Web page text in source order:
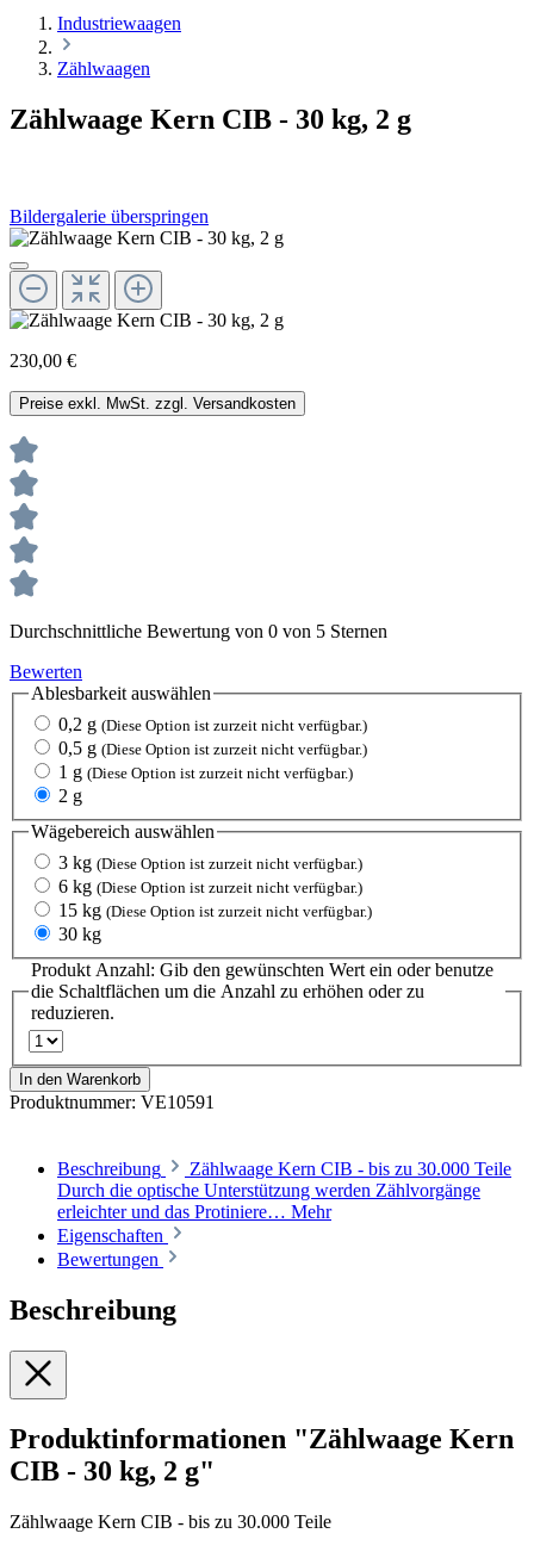
Industriewaagen
Zählwaagen
Zählwaage Kern CIB - 30 kg, 2 g
Bildergalerie überspringen
230,00 €
Preise exkl. MwSt. zzgl. Versandkosten
Durchschnittliche Bewertung von 0 von 5 Sternen
Bewerten
Ablesbarkeitauswählen
0,2 g (Diese Option ist zurzeit nicht verfügbar.)
0,5 g (Diese Option ist zurzeit nicht verfügbar.)
1 g (Diese Option ist zurzeit nicht verfügbar.)
2 g
Wägebereich auswählen
3 kg (Diese Option ist zurzeit nicht verfügbar.)
6 kg (Diese Option ist zurzeit nicht verfügbar.)
15 kg (Diese Option ist zurzeit nicht verfügbar.)
30 kg
Produkt Anzahl: Gib den gewünschten Wert ein oder benutze
die Schaltflächen um die Anzahl zu erhöhen oder zu
reduzieren.
In den Warenkorb
Produktnummer: VE10591
Beschreibung
Zählwaage Kern CIB - bis zu 30.000 Teile
Durch die optische Unterstützung werden Zählvorgänge
erleichter und das Protiniere… Mehr
Eigenschaften
Bewertungen
Beschreibung
Produktinformationen "Zählwaage Kern
CIB - 30 kg, 2 g"
Zählwaage Kern CIB - bis zu 30.000 Teile